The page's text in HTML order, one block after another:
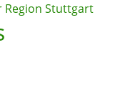
Region Stuttgart